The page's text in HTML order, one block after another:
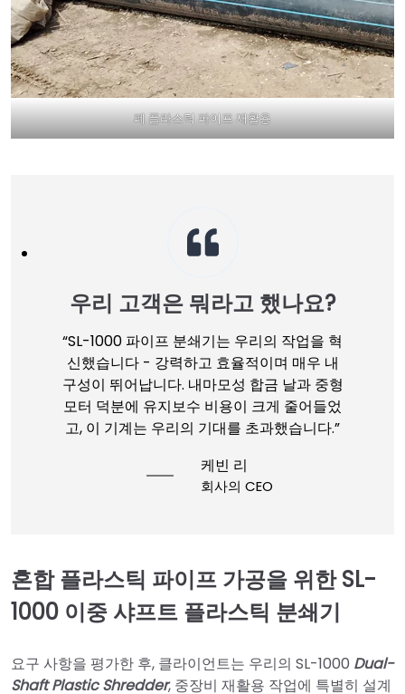
폐 플라스틱 파이프 재활용
우리 고객은 뭐라고 했나요?
“SL-1000 파이프 분쇄기는 우리의 작업을 혁
신했습니다 - 강력하고 효율적이며 매우 내
구성이 뛰어납니다. 내마모성 합금 날과 중형
모터 덕분에 유지보수 비용이 크게 줄어들었
고, 이 기계는 우리의 기대를 초과했습니다.”
케빈 리
회사의 CEO
혼합 플라스틱 파이프 가공을 위한 SL-
1000 이중 샤프트 플라스틱 분쇄기
요구 사항을 평가한 후, 클라이언트는 우리의 SL-1000 Dual-
Shaft Plastic Shredder, 중장비 재활용 작업에 특별히 설계